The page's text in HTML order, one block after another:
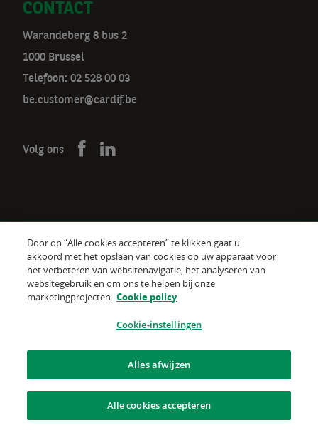
CONTACT
Warandeberg 8 bus 2
1000 Brussel
Telefoon: 02 528 00 03
be.customer@cardif.be
Volg ons
De verzekeraar voor een wereld
in verandering
Gebruiksvoorwaarden van de website
Juridische informatie
Gegevensbescherming
Door op “Alle cookies accepteren” te klikken gaat u
akkoord met het opslaan van cookies op uw apparaat voor
het verbeteren van websitenavigatie, het analyseren van
websitegebruik en om ons te helpen bij onze
marketingprojecten. Cookie policy
Cookie-instellingen
Alles afwijzen
Alle cookies accepteren